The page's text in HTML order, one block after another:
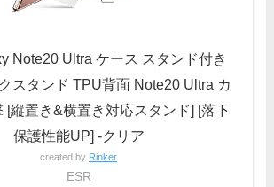
Note20 Ultra ケース スタンド付き
スタンド TPU背面 Note20 Ultra カ
[縦置き&横置き対応スタンド] [落下
保護性能UP] -クリア
created by Rinker
ESR